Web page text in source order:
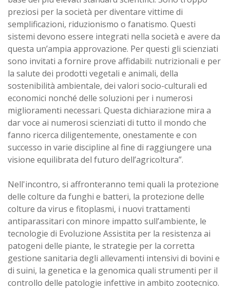
preziosi per la società per diventare vittime di
semplificazioni, riduzionismo o fanatismo. Questi
sistemi devono essere integrati nella società e avere da
questa un’ampia approvazione. Per questi gli scienziati
sono invitati a fornire prove affidabili: nutrizionali e per
la salute dei prodotti vegetali e animali, della
sostenibilità ambientale, dei valori socio-culturali ed
economici nonché delle soluzioni per i numerosi
miglioramenti necessari. Questa dichiarazione mira a
dar voce ai numerosi scienziati di tutto il mondo che
fanno ricerca diligentemente, onestamente e con
successo in varie discipline al fine di raggiungere una
visione equilibrata del futuro dell’agricoltura”.
Nell'incontro, si affronteranno temi quali la protezione
delle colture da funghi e batteri, la protezione delle
colture da virus e fitoplasmi, i nuovi trattamenti
antiparassitari con minore impatto sull’ambiente, le
tecnologie di Evoluzione Assistita per la resistenza ai
patogeni delle piante, le strategie per la corretta
gestione sanitaria degli allevamenti intensivi di bovini e
di suini, la genetica e la genomica quali strumenti per il
controllo delle patologie infettive in ambito zootecnico.